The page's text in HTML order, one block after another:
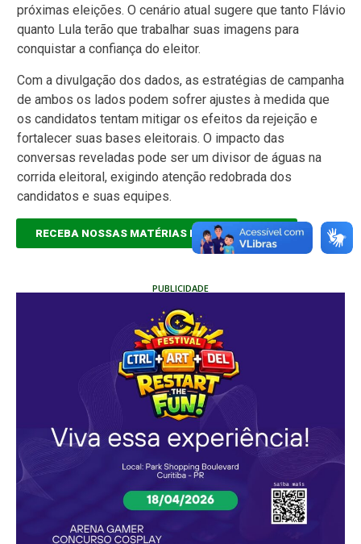
próximas eleições. O cenário atual sugere que tanto Flávio
quanto Lula terão que trabalhar suas imagens para
conquistar a confiança do eleitor.
Com a divulgação dos dados, as estratégias de campanha
de ambos os lados podem sofrer ajustes à medida que
os candidatos tentam mitigar os efeitos da rejeição e
fortalecer suas bases eleitorais. O impacto das
conversas reveladas pode ser um divisor de águas na
corrida eleitoral, exigindo atenção redobrada dos
candidatos e suas equipes.
RECEBA NOSSAS MATÉRIAS EM TEMPO REAL
PUBLICIDADE